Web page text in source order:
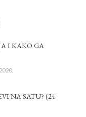
I KAKO GA
NA SATU? (24